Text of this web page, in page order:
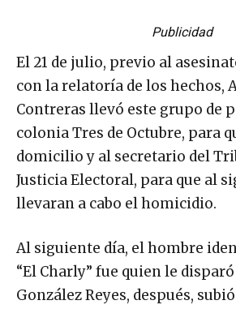
Publicidad
El 21 de julio, previo al
con la relatoría de los hechos,
Contreras llevó este grupo de
colonia Tres de Octubre, para
domicilio y al secretario del
Justicia Electoral, para que al
llevaran a cabo el homicidio.
Al siguiente día, el hombre
“El Charly” fue quien le
González Reyes, después,